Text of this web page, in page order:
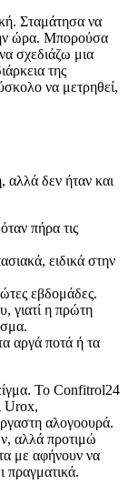
Σταμάτησα να
ώρα. Μπορούσα
σχεδιάζω μια
της
να μετρηθεί,
αλλά δεν ήταν και
πήρα τις
ειδικά στην
εβδομάδες.
γιατί η πρώτη
αργά ποτά ή τα
Το Confitrol24
Urox,
αλογοουρά.
αλλά προτιμώ
με αφήνουν να
πραγματικά.